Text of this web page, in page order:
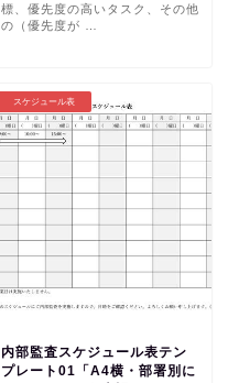
標、優先度の高いタスク、その他
の（優先度が …
スケジュール表
内部監査スケジュール表テン
プレート01「A4横・部署別に